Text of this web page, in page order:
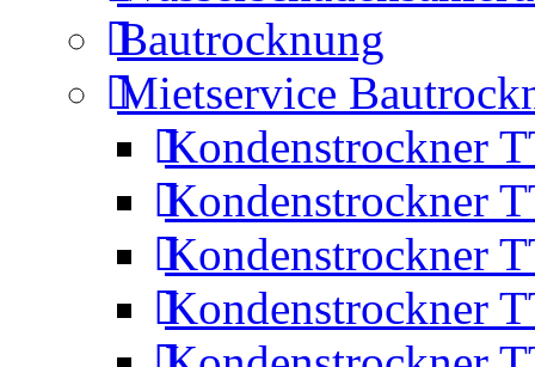
Bautrocknung
Mietservice
Kondenstrockner
Kondenstrockner
Kondenstrockner
Kondenstrockner